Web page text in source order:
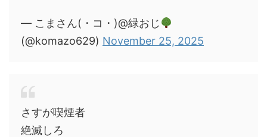
— こまさん(・コ・)@緑おじ
(@komazo629) November 25, 2025
さすが喫煙者
絶滅しろ